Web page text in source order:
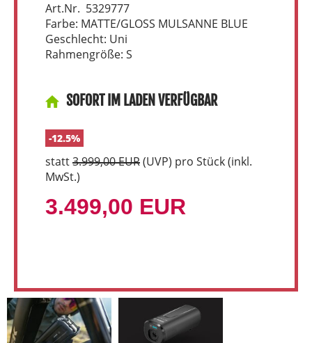
Art.Nr. 5329777
Farbe: MATTE/GLOSS MULSANNE BLUE
Geschlecht: Uni
Rahmengröße: S
SOFORT IM LADEN VERFÜGBAR
-12.5%
statt3.999,00 EUR(UVP) pro Stück (inkl.
MwSt.)
3.499,00 EUR